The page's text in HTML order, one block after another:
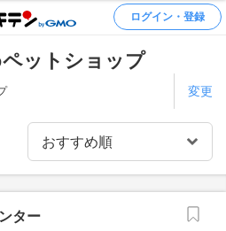
ログイン・登録
ットショップ
変更
ター